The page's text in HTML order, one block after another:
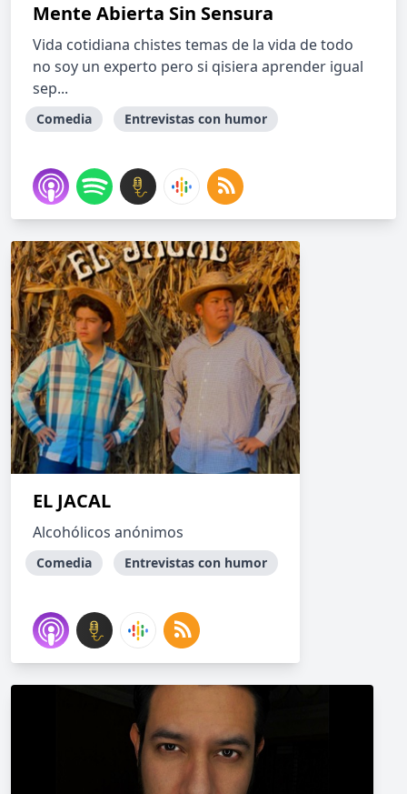
Mente Abierta Sin Sensura
Vida cotidiana chistes temas de la vida de todo
no soy un experto pero si qisiera aprender igual
sep...
Comedia Entrevistas con humor
EL JACAL
Alcohólicos anónimos
Comedia Entrevistas con humor